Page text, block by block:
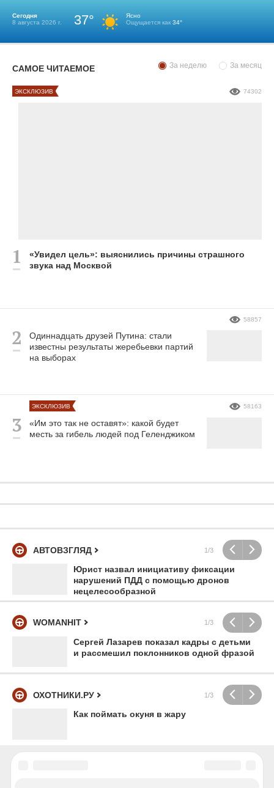
Сегодня
8 августа 2026 г.
37°
Ясно
Ощущается как 34°
САМОЕ ЧИТАЕМОЕ За неделю За месяц
«Увидел цель»: выяснились причины страшного
звука над Москвой
ЭКСКЛЮЗИВ 74302
Одиннадцать друзей Путина: стали
известны результаты жеребьевки партий
на выборах
58857
«Им это так не оставят»: какой будет
месть за гибель людей под Геленджиком
ЭКСКЛЮЗИВ 58163
АВТОВЗГЛЯД 1/3
Юрист назвал инициативу фиксации
нарушений ПДД с помощью дронов
нецелесообразной
WOMANHIT 1/3
Сергей Лазарев показал кадры с детьми
и рассмешил поклонников одной фразой
ОХОТНИКИ.РУ 1/3
Как поймать окуня в жару